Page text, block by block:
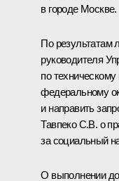
в городе Москве.
По результатам
руководителя
по
федеральному
и направить
Тавпеко С.В. о
за социальный
О выполнении